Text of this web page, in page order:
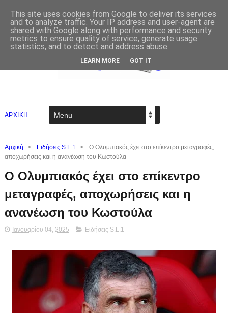
ΑΡΧΙΚΗ
Αρχική > Ειδήσεις S.L.1 >
Ο Ολυμπιακός έχει στο επίκεντρο μεταγραφές,
αποχωρήσεις και η ανανέωση του Κωστούλα
Ο Ολυμπιακός έχει στο επίκεντρο
μεταγραφές, αποχωρήσεις και η
ανανέωση του Κωστούλα
Ιανουαρίου 04, 2025 Ειδήσεις S.L.1
This site uses cookies from Google to deliver its services
and to analyze traffic. Your IP address and user-agent are
shared with Google along with performance and security
metrics to ensure quality of service, generate usage
statistics, and to detect and address abuse.
LEARN MORE GOT IT